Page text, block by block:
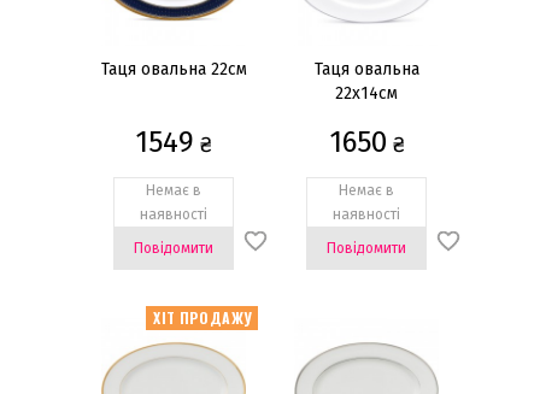
Таця овальна 22см
1549 ₴
Немає в
наявності
Повідомити
Таця овальна
22х14см
1650 ₴
Немає в
наявності
Повідомити
ХІТ ПРОДАЖУ